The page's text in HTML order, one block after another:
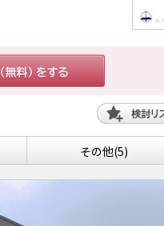
その他(5)